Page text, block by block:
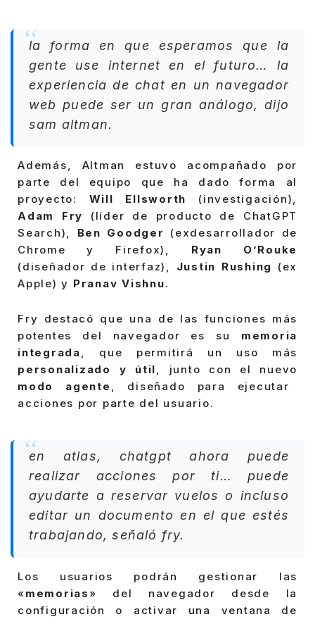
la forma en que esperamos que la
gente use internet en el futuro… la
experiencia de chat en un navegador
web puede ser un gran análogo, dijo
sam altman.
Además, Altman estuvo acompañado por
parte del equipo que ha dado forma al
proyecto: Will Ellsworth
(investigación),
Adam Fry
(líder de producto de ChatGPT
Search), Ben Goodger
(exdesarrollador de
Chrome y Firefox), Ryan O’Rouke
(diseñador de interfaz), Justin Rushing
(ex
Apple) y Pranav Vishnu.
Fry destacó que una de las funciones más
potentes del navegador es su memoria
integrada , que permitirá un uso más
personalizado y útil
, junto con el nuevo
modo agente
, diseñado para ejecutar
acciones por parte del usuario.
en atlas, chatgpt ahora puede
realizar acciones por ti… puede
ayudarte a reservar vuelos o incluso
editar un documento en el que estés
trabajando, señaló fry.
Los usuarios podrán gestionar las
«memorias» del navegador desde la
configuración o activar una ventana de